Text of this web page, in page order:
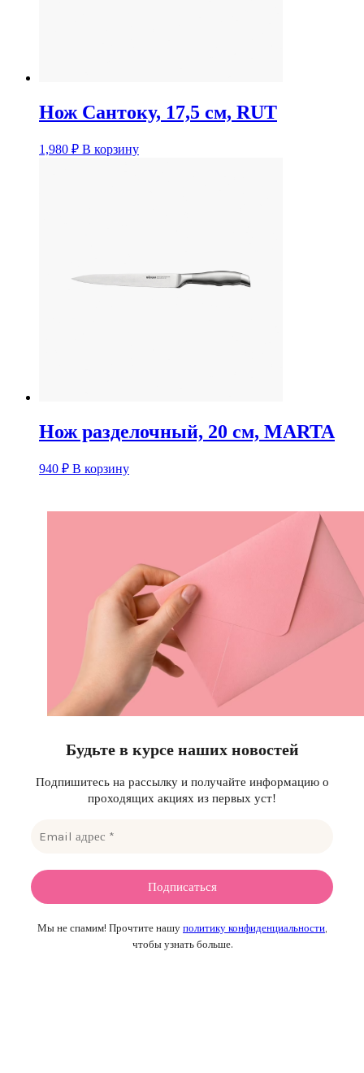
Нож Сантоку, 17,5 см, RUT
1,980 ₽ В корзину
Нож разделочный, 20 см, MARTA
940 ₽ В корзину
Будьте в курсе наших новостей
Подпишитесь на рассылку и получайте информацию о
проходящих акциях из первых уст!
Мы не спамим! Прочтите нашу политику конфиденциальности
чтобы узнать больше.